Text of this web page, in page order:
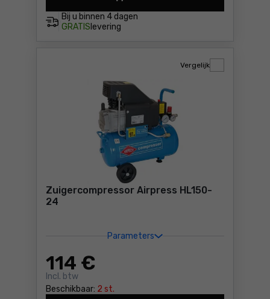
Bij u binnen 4 dagen
GRATIS levering
Zuigercompressor Airpress HL150-
24
Parameters
114 €
Incl. btw
Beschikbaar: 2 st.
Vergelijk